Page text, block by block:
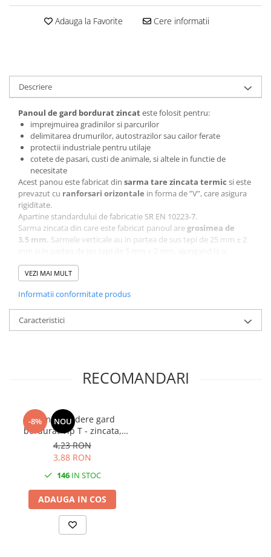
Adauga la Favorite Cere informatii
Descriere
Panoul de gard borduratzincateste folosit pentru:
imprejmuirea gradinilor si parcurilor
delimitarea drumurilor, autostrazilor sau cailor ferate
protectii industriale pentru utilaje
cotete de pasari, custi de animale, si altele in functie de
necesitate
Acest panou este fabricat din sarma tare zincata termic si este
prevazut cu ranforsari orizontale in forma de ”V”, care asigura
rigiditate.
Apartine standardului de fabricatie SR EN 10223-7.
Sarma zincata din care este fabricat panoul are grosimea de
3.5 mm. Sarmele verticale au in partea de sus tepi de 25 mm ± 2
inaltime totala de 1500 mm ± 4 mm. Sarmele orizontale au tepi cu
o lungime de 12.5 mm ± 2 mm la fiecare capat, ajungand la o
Poti fixa acest panou cu stalpi si cleme de prindere.
VEZI MAI MULT
Informatii conformitate produs
Caracteristici
RECOMANDARI
-8% NOU
Clema prindere gard
bordurat Tip T - zincata,
antifurt
4,23 RON
3,88 RON
146IN STOC
ADAUGA IN COS